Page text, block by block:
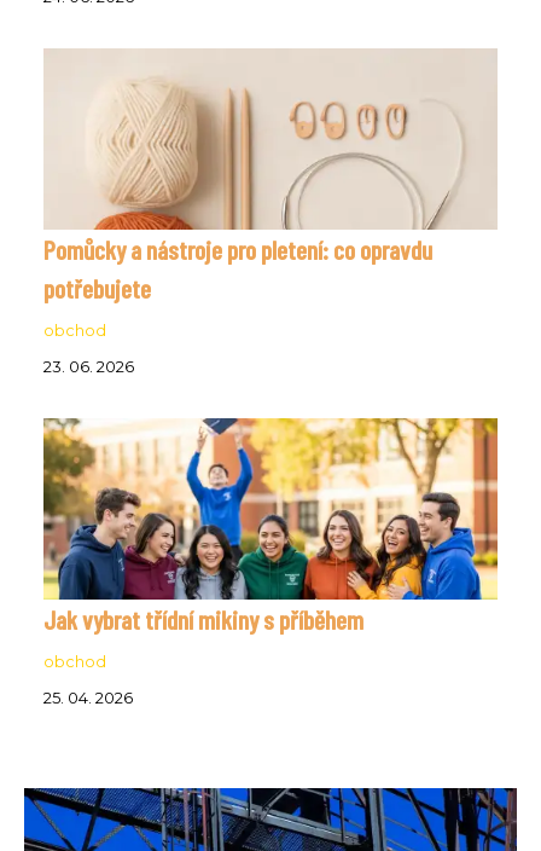
Pomůcky a nástroje pro pletení: co opravdu
potřebujete
obchod
23. 06. 2026
Jak vybrat třídní mikiny s příběhem
obchod
25. 04. 2026